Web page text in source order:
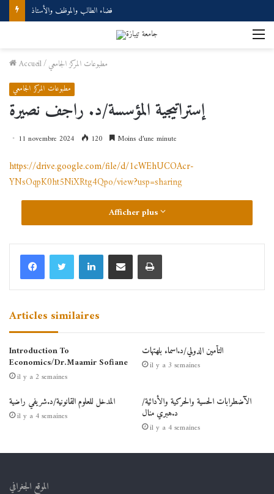
فضاء الطالب والموظف والأستاذ
Accueil/مطبوعات المركز الجامعي
مطبوعات المركز الجامعي
إستراتيجية المؤسسة/د. راجف نصيرة
11 novembre 2024 120 Moins d’une minute
https://drive.google.com/file/d/1cWEhUCOAcr-
YNsOqpK0ht5NiXRtg4Qpo/view?usp=sharing
Afficher plus
Linkedin Partager par email Imprimer
Articles similaires
Introduction To
Economics/Dr.Maamir Sofiane
il y a 2 semaines
التأمين الدولي/د.اسماء بلهتهات
il y a 3 semaines
المدخل للعلوم القانونية/د.شريفي راضية
il y a 4 semaines
الآضطرابات الحسية والحركية والأدائية/
د.هبري منال
il y a 4 semaines
الموقع الجغرافي